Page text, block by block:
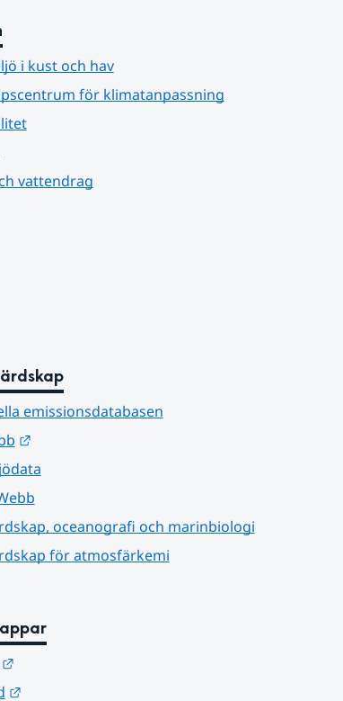
i kust och hav
för klimatanpassning
vattendrag
emissionsdatabasen
Länk till annan webbplats.
oceanografi och marinbiologi
för atmosfärkemi
Länk till annan webbplats.
Länk till annan webbplats.